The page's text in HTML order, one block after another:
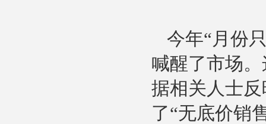
今年“月份
喊醒了市场
据相关人士
了“无底价销